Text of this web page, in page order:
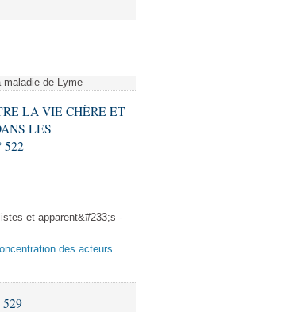
maladie de Lyme
LA VIE CHÈRE ET
LES
522
et apparent&#233;s -
des acteurs
529